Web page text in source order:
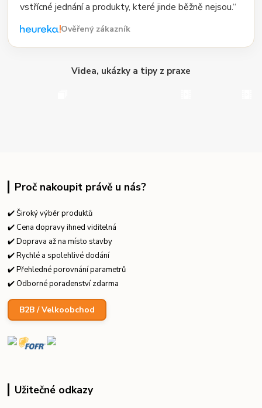
vstřícné jednání a produkty, které jinde běžně nejsou.“
Ověřený zákazník
Videa, ukázky a tipy z praxe
Proč nakoupit právě u nás?
✔️ Široký výběr produktů
✔️ Cena dopravy ihned viditelná
✔️ Doprava až na místo stavby
✔️ Rychlé a spolehlivé dodání
✔️ Přehledné porovnání parametrů
✔️ Odborné poradenství zdarma
B2B / Velkoobchod
Užitečné odkazy